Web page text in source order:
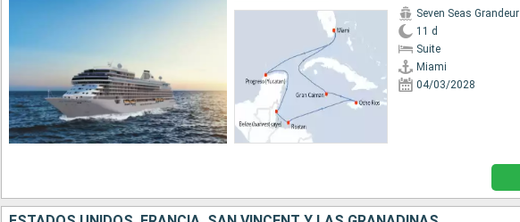
Seven Seas Grandeur
11 d
Suite
Miami
04/03/2028